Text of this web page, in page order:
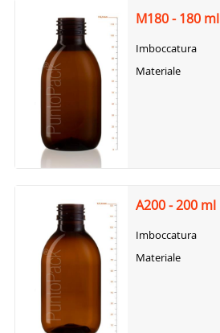
M180 - 180 ml
Imboccatura
Materiale
A200 - 200 ml
Imboccatura
Materiale